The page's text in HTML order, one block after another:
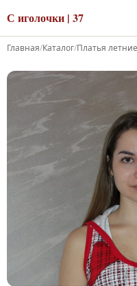
С иголочки | 37
Главная/Каталог/Платья летние